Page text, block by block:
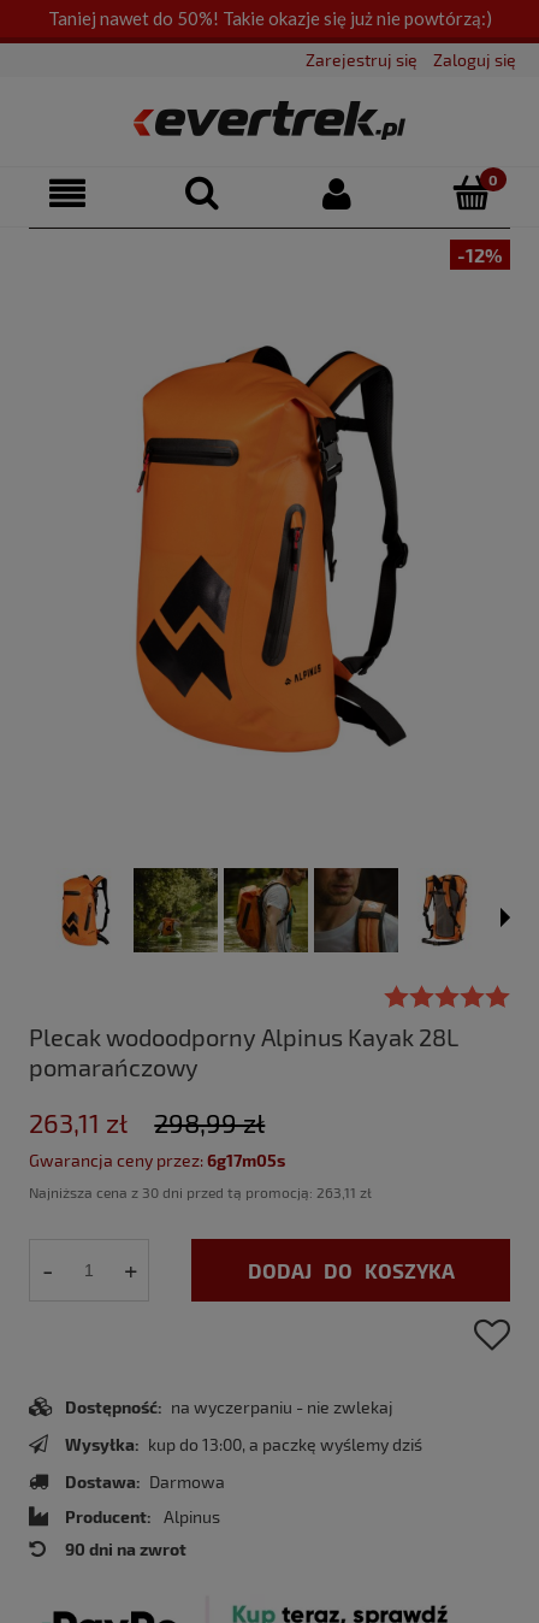
Taniej nawet do 50%! Takie okazje się już nie powtórzą:)
Zarejestruj się Zaloguj się
-12%
Plecak wodoodporny Alpinus Kayak 28L
pomarańczowy
263,11 zł 298,99 zł
Gwarancja ceny przez:6g17m04s
Najniższa cena z 30 dni przed tą promocją: 263,11 zł
- + DODAJ DO KOSZYKA
Dostępność: na wyczerpaniu - nie zwlekaj
Wysyłka: kup do 13:00, a paczkę wyślemy dziś
Dostawa: Darmowa
Producent:
Alpinus
90 dni na zwrot